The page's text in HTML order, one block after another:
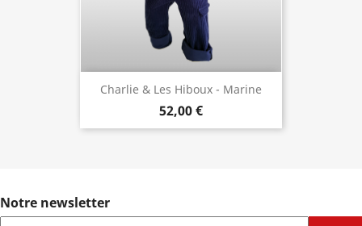
Charlie & Les Hiboux - Marine
52,00 €
Notre newsletter